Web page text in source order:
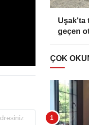
Uşak'ta
geçen
ÇOK